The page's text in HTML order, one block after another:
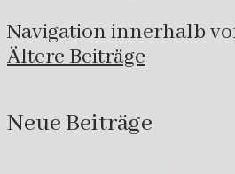
Navigation innerhalb
Ältere Beiträge
Neue Beiträge